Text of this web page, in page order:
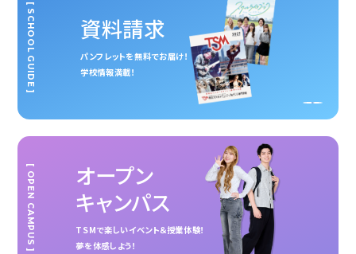
資料請求
パンフレットを無料でお届け！
学校情報満載！
[ SCHOOL GUIDE ]
オープン
キャンパス
TSMで楽しいイベント＆授業体験！
夢を体感しよう！
[ OPEN CAMPUS ]